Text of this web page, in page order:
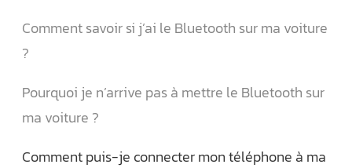
Comment savoir si j’ai le Bluetooth sur ma voiture
?
Pourquoi je n’arrive pas à mettre le Bluetooth sur
ma voiture ?
Comment puis-je connecter mon téléphone à ma